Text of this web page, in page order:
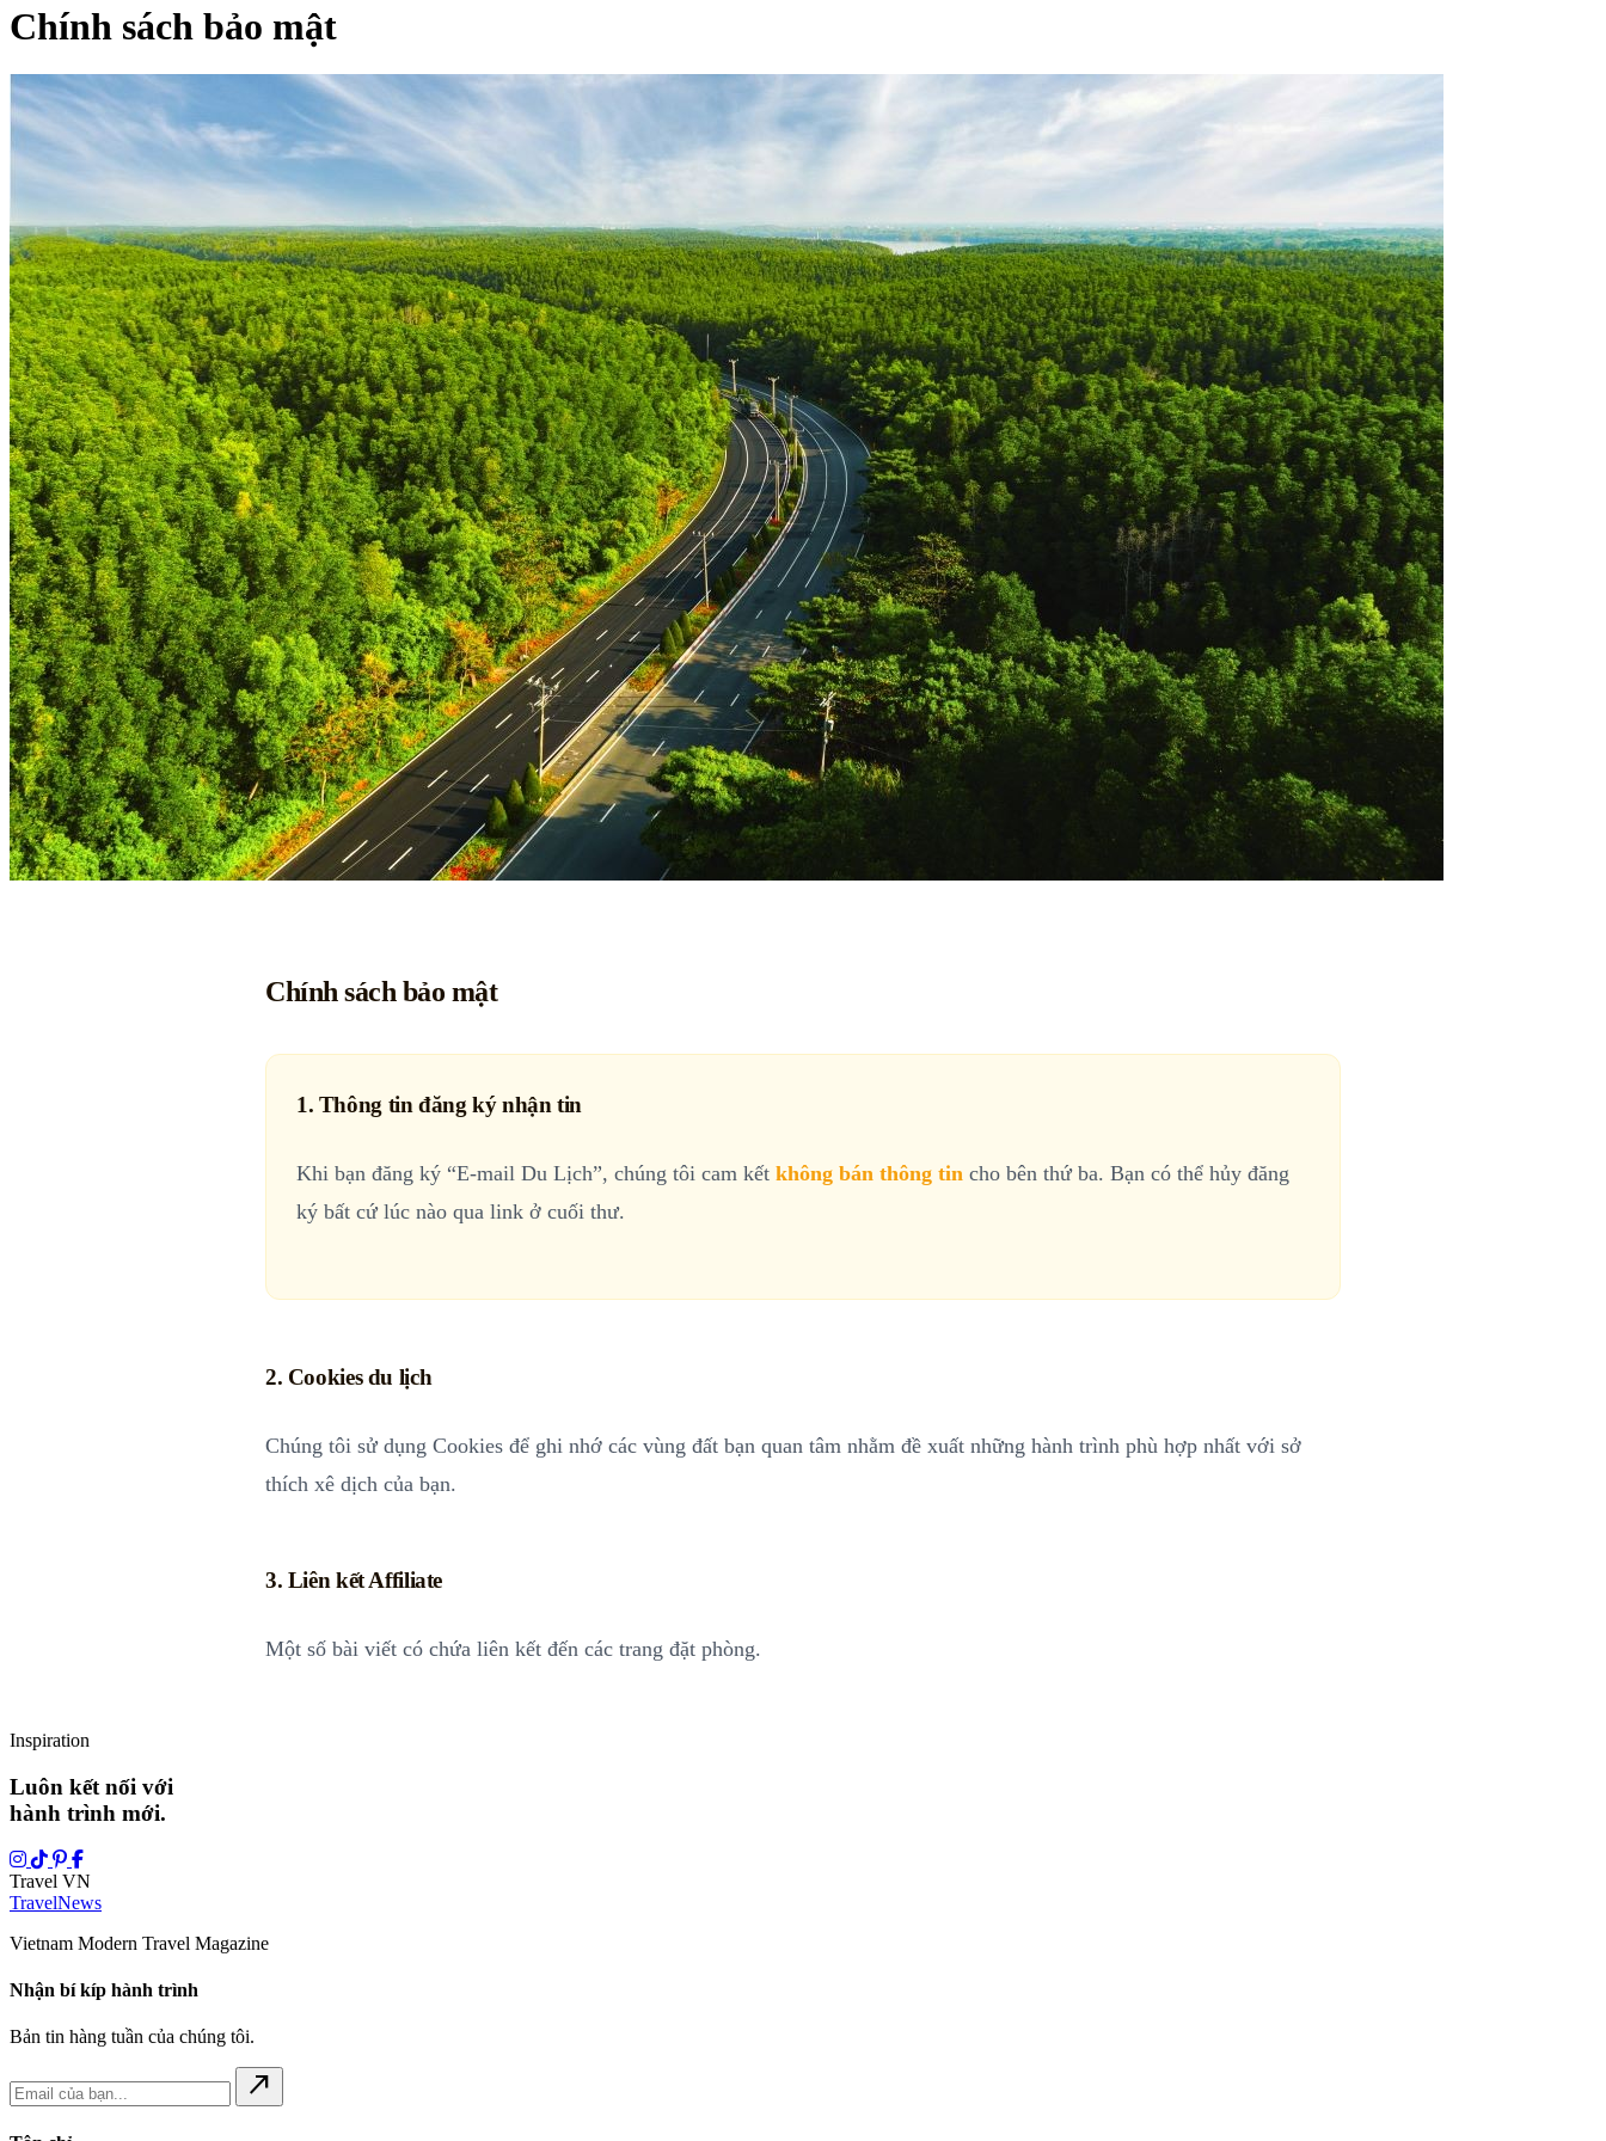
Chính sách bảo mật
Chính sách bảo mật
1. Thông tin đăng ký nhận tin
Khi bạn đăng ký “E-mail Du Lịch”, chúng tôi cam kết không bán thông tin cho bên thứ ba. Bạn có thể hủy đăng
ký bất cứ lúc nào qua link ở cuối thư.
2. Cookies du lịch
Chúng tôi sử dụng Cookies để ghi nhớ các vùng đất bạn quan tâm nhằm đề xuất những hành trình phù hợp nhất với sở
thích xê dịch của bạn.
3. Liên kết Affiliate
Một số bài viết có chứa liên kết đến các trang đặt phòng.
Inspiration
Luôn kết nối với
hành trình mới.
Travel VN
TravelNews
Vietnam Modern Travel Magazine
Nhận bí kíp hành trình
Bản tin hàng tuần của chúng tôi.
north_east